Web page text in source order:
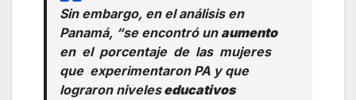
Sin embargo, en el análisis en
Panamá, “se encontró un aumento
en el porcentaje de las mujeres
que experimentaron PA y que
lograron niveleseducativos